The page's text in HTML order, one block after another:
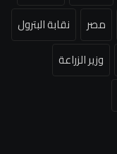
مصر
نقابة البترول
وزير الزراعة